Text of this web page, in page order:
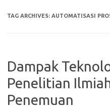
TAG ARCHIVES: AUTOMATISASI
Dampak
Penelitian
Penemuan